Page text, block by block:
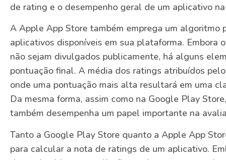
de rating e o desempenho geral de um aplicativo
A Apple App Store também emprega um algoritmo
aplicativos disponíveis em sua plataforma. Embora
não sejam divulgados publicamente, há alguns
pontuação final. A média dos ratings atribuídos
onde uma pontuação mais alta resultará em uma
Da mesma forma, assim como na Google Play
também desempenha um papel importante na
Tanto a Google Play Store quanto a Apple App
para calcular a nota de ratings de um aplicativo.